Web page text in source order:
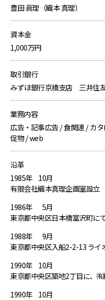
豊田 眞理（織本 真理）
資本金
1,000万円
取引銀行
みずほ銀行京橋支店 三井住
業務内容
広告・記事広告 / 食関連 / カ
促物 / web
沿革
1985年 10月
有限会社織本真理企画室設立
1986年
5月
東京都中央区日本橋富沢町に
1988年
9月
東京都中央区入船2-2-13 ライ
1990年 10月
東京都中央区築地2丁目に、
1990年 10月